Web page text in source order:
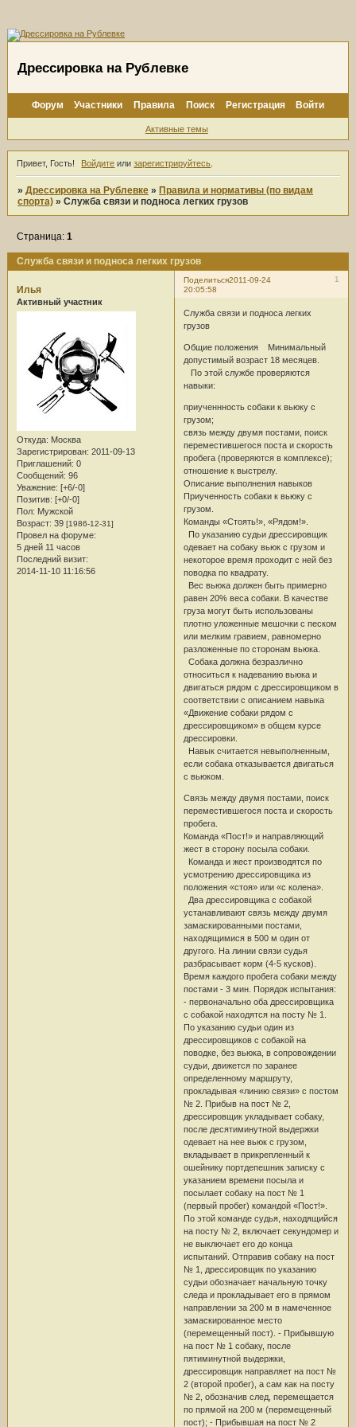
Дрессировка на Рублевке
Форум Участники Правила Поиск Регистрация Войти
Активные темы
Привет, Гость! Войдите илизарегистрируйтесь
»Дрессировка на Рублевке » Правила и нормативы (по видам
спорта) »Служба связи и подноса легких грузов
Служба связи и подноса легких грузов
Страница:1
Поделиться 1
2011-09-24
20:05:58
Илья
Активный участник
Откуда: Москва
Зарегистрирован: 2011-09-13
Приглашений: 0
Сообщений: 96
Уважение: [+6/-0]
Позитив: [+0/-0]
Пол: Мужской
Возраст: 39 [1986-12-31]
Провел на форуме:
5 дней 11 часов
Последний визит:
2014-11-10 11:16:56
Служба связи и подноса легких
грузов
Общие положения Минимальный
допустимый возраст 18 месяцев.
По этой службе проверяются
навыки:
приученнность собаки к вьюку с
грузом;
связь между двумя постами, поиск
переместившегося поста и скорость
пробега (проверяются в комплексе);
отношение к выстрелу.
Описание выполнения навыков
Приученность собаки к вьюку с
грузом.
Команды «Стоять!», «Рядом!».
По указанию судьи дрессировщик
одевает на собаку вьюк с грузом и
некоторое время проходит с ней без
поводка по квадрату.
Вес вьюка должен быть примерно
равен 20% веса собаки. В качестве
груза могут быть использованы
плотно уложенные мешочки с песком
или мелким гравием, равномерно
разложенные по сторонам вьюка.
Собака должна безразлично
относиться к надеванию вьюка и
двигаться рядом с дрессировщиком в
соответствии с описанием навыка
«Движение собаки рядом с
дрессировщиком» в общем курсе
дрессировки.
Навык считается невыполненным,
если собака отказывается двигаться
с вьюком.
Связь между двумя постами, поиск
переместившегося поста и скорость
пробега.
Команда «Пост!» и направляющий
жест в сторону посыла собаки.
Команда и жест производятся по
усмотрению дрессировщика из
положения «стоя» или «с колена».
Два дрессировщика с собакой
устанавливают связь между двумя
замаскированными постами,
находящимися в 500 м один от
другого. На линии связи судья
разбрасывает корм (4-5 кусков).
Время каждого пробега собаки между
постами - 3 мин. Порядок испытания:
- первоначально оба дрессировщика
с собакой находятся на посту № 1.
По указанию судьи один из
дрессировщиков с собакой на
поводке, без вьюка, в сопровождении
судьи, движется по заранее
определенному маршруту,
прокладывая «линию связи» с постом
№ 2. Прибыв на пост № 2,
дрессировщик укладывает собаку,
после десятиминутной выдержки
одевает на нее вьюк с грузом,
вкладывает в прикрепленный к
ошейнику портдепешник записку с
указанием времени посыла и
посылает собаку на пост № 1
(первый пробег) командой «Пост!».
По этой команде судья, находящийся
на посту № 2, включает секундомер и
не выключает его до конца
испытаний. Отправив собаку на пост
№ 1, дрессировщик по указанию
судьи обозначает начальную точку
следа и прокладывает его в прямом
направлении за 200 м в намеченное
замаскированное место
(перемещенный пост). - Прибывшую
на пост № 1 собаку, после
пятиминутной выдержки,
дрессировщик направляет на пост №
2 (второй пробег), а сам как на посту
№ 2, обозначив след, перемещается
по прямой на 200 м (перемещенный
пост); - Прибывшая на пост № 2